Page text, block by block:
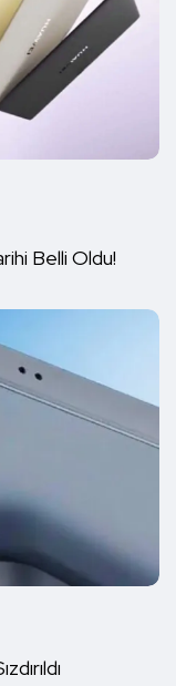
Belli Oldu!